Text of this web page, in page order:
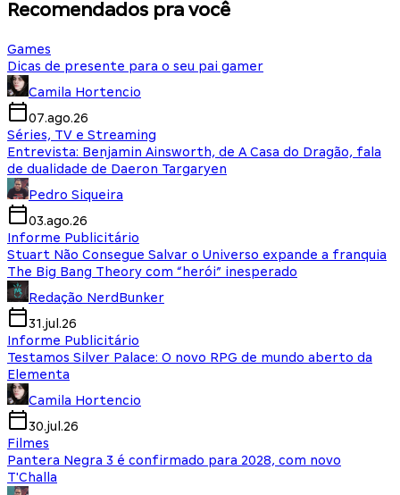
Recomendados pra você
Games
Dicas de presente para o seu pai gamer
Camila Hortencio
07.ago.26
Séries, TV e Streaming
Entrevista: Benjamin Ainsworth, de A Casa do Dragão, fala
de dualidade de Daeron Targaryen
Pedro Siqueira
03.ago.26
Informe Publicitário
Stuart Não Consegue Salvar o Universo expande a franquia
The Big Bang Theory com “herói” inesperado
Redação NerdBunker
31.jul.26
Informe Publicitário
Testamos Silver Palace: O novo RPG de mundo aberto da
Elementa
Camila Hortencio
30.jul.26
Filmes
Pantera Negra 3 é confirmado para 2028, com novo
T'Challa